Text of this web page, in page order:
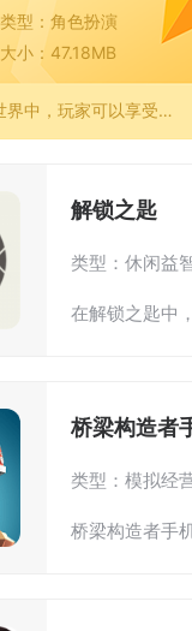
类型：角色扮演
大小：47.18MB
在小冰冰创奇的世界中，玩家可以享受到丰富多彩的游戏内容。不仅
解锁之匙
类型：休闲益
在解锁之匙中
桥梁构造者
类型：模拟经
桥梁构造者手